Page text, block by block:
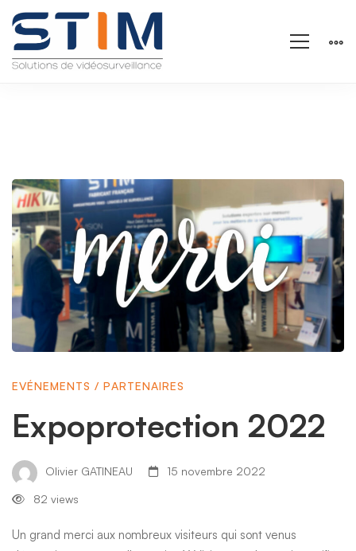
Expoprotection
2022
EVÉNEMENTS / PARTENAIRES
Expoprotection 2022
Olivier GATINEAU 15 novembre 2022
82 views
Un grand merci aux nombreux visiteurs qui sont venus